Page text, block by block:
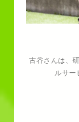
古谷さんは、
ルサー